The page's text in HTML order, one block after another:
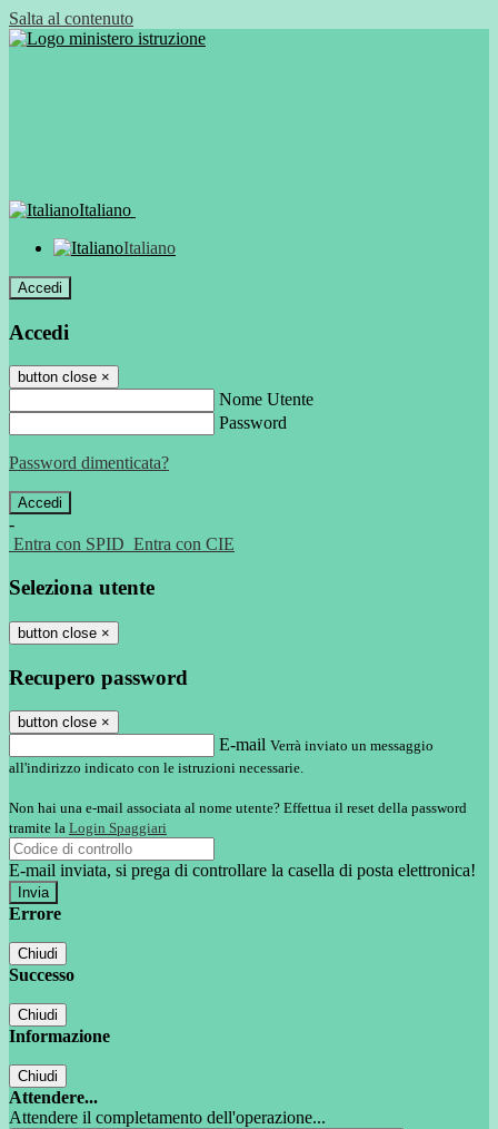
Salta al contenuto
Italiano
Italiano
Accedi
Accedi
button close ×
Nome Utente
Password
Password dimenticata?
-
Entra con SPID Entra con CIE
Seleziona utente
button close ×
Recupero password
button close ×
E-mail Verrà inviato un messaggio
all'indirizzo indicato con le istruzioni necessarie.
Non hai una e-mail associata al nome utente? Effettua il reset della password
tramite la Login Spaggiari
E-mail inviata, si prega di controllare la casella di posta elettronica!
Errore
Chiudi
Successo
Chiudi
Informazione
Chiudi
Attendere...
Attendere il completamento dell'operazione...